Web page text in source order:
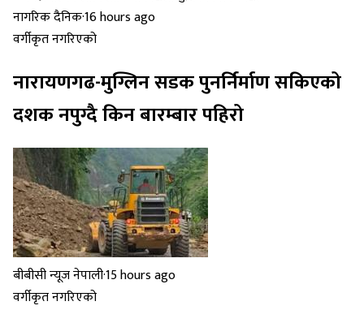
नागरिक दैनिक·16 hours ago
वर्गीकृत नगरिएको
नारायणगढ-मुग्लिन सडक पुनर्निर्माण सकिएको
दशक नपुग्दै किन बारम्बार पहिरो
बीबीसी न्यूज नेपाली·15 hours ago
वर्गीकृत नगरिएको